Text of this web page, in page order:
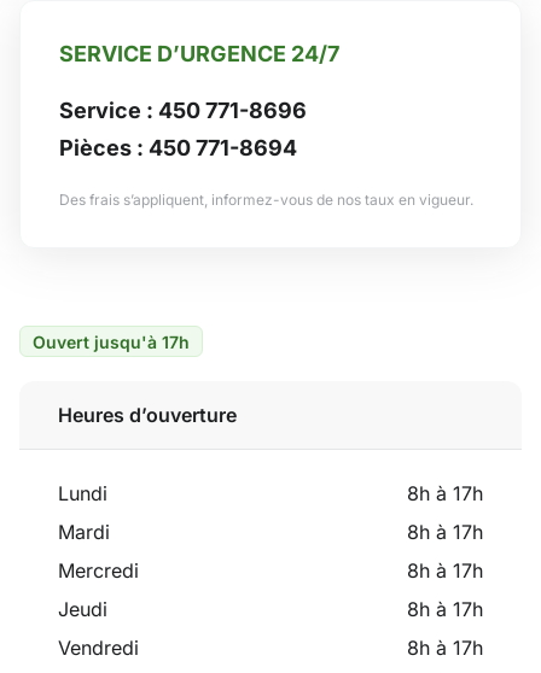
SERVICE D’URGENCE 24/7
Service : 450 771-8696
Pièces : 450 771-8694
Des frais s’appliquent, informez-vous de nos taux en vigueur.
Ouvert jusqu'à 17h
Heures d’ouverture
Lundi
8h à 17h
Mardi
8h à 17h
Mercredi
8h à 17h
Jeudi
8h à 17h
Vendredi
8h à 17h